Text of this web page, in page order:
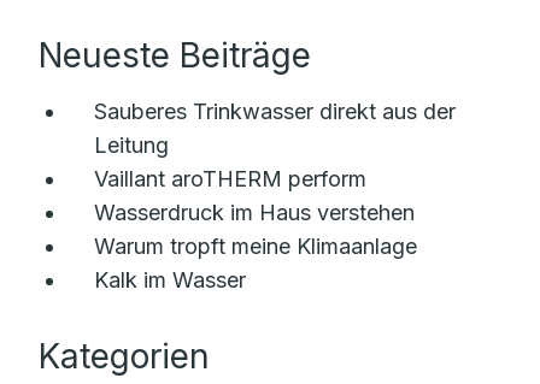
Neueste Beiträge
Sauberes Trinkwasser direkt aus der
Leitung
Vaillant aroTHERM perform
Wasserdruck im Haus verstehen
Warum tropft meine Klimaanlage
Kalk im Wasser
Kategorien